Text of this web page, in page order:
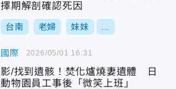
擇期解剖確認死因
台南 老婦 妹妹
國際
影/找到遺骸！焚化爐燒妻遺體 日
動物園員工事後「微笑上班」
2026/05/01 16:31